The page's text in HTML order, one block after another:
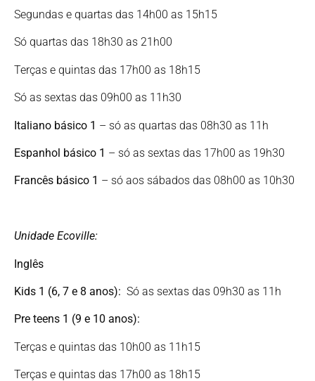
Segundas e quartas das 14h00 as 15h15
Só quartas das 18h30 as 21h00
Terças e quintas das 17h00 as 18h15
Só as sextas das 09h00 as 11h30
Italiano básico 1 – só as quartas das 08h30 as 11h
Espanhol básico 1 – só as sextas das 17h00 as 19h30
Francês básico 1 – só aos sábados das 08h00 as 10h30
Unidade Ecoville:
Inglês
Kids 1 (6, 7 e 8 anos): Só as sextas das 09h30 as 11h
Pre teens 1 (9 e 10 anos):
Terças e quintas das 10h00 as 11h15
Terças e quintas das 17h00 as 18h15